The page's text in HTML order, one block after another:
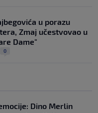
u porazu
Zmaj učestvovao u
Dame"
0
Dino Merlin